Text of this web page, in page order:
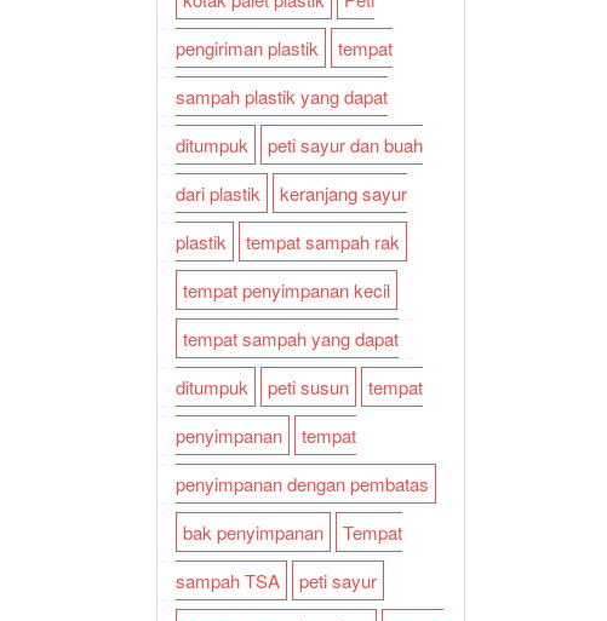
pengiriman plastik
tempat
sampah plastik yang dapat
ditumpuk
peti sayur dan buah
dari plastik
keranjang sayur
plastik
tempat sampah rak
tempat penyimpanan kecil
tempat sampah yang dapat
ditumpuk
peti susun
tempat
penyimpanan
tempat
penyimpanan dengan pembatas
bak penyimpanan
Tempat
sampah TSA
peti sayur